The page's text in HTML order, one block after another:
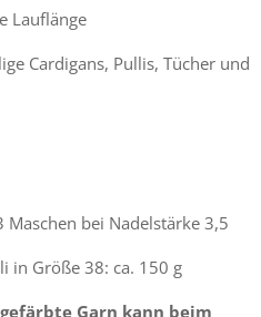
Lauflänge
Cardigans, Pullis, Tücher und
bei Nadelstärke 3,5
in Größe 38: ca. 150 g
Garn kann beim